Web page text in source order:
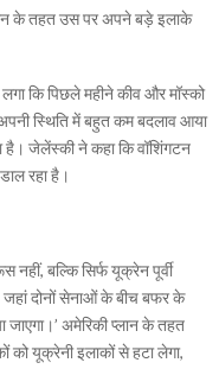
के तहत उस पर अपने बड़े इलाके
कि पिछले महीने कीव और मॉस्को
स्थिति में बहुत कम बदलाव आया
है। जेलेंस्की ने कहा कि वॉशिंगटन
रहा है।
नहीं, बल्कि सिर्फ यूक्रेन पूर्वी
दोनों सेनाओं के बीच बफर के
जाएगा।’ अमेरिकी प्लान के तहत
यूक्रेनी इलाकों से हटा लेगा,